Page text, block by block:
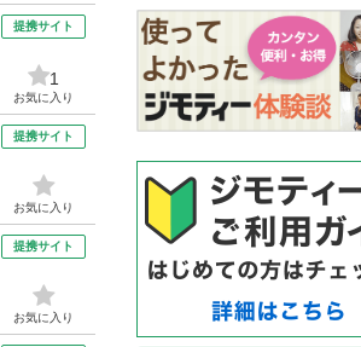
提携サイト
1
お気に入り
提携サイト
お気に入り
提携サイト
お気に入り